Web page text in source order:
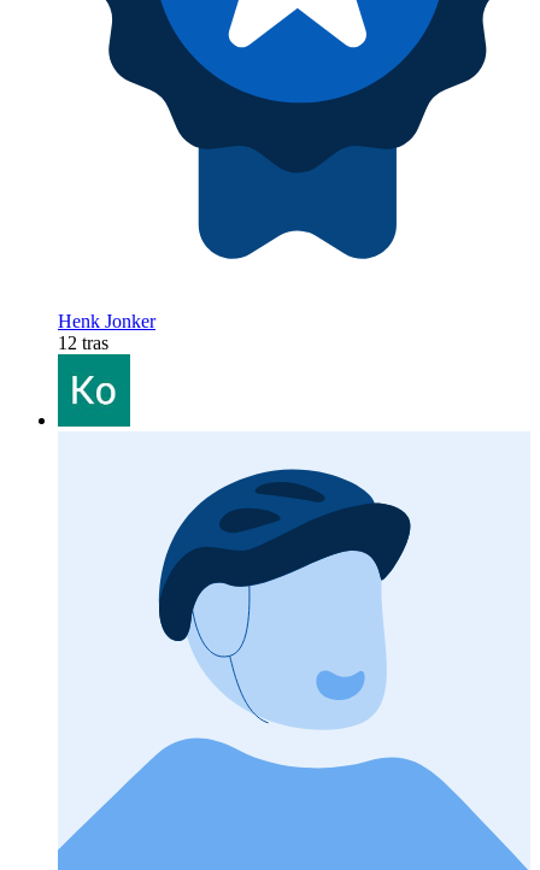
Henk Jonker
12 tras